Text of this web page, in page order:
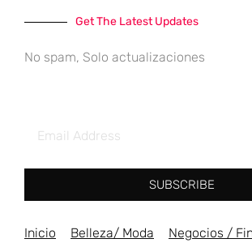
Get The Latest Updates
No spam, Solo actualizaciones
SUBSCRIBE
Inicio Belleza/ Moda Negocios /